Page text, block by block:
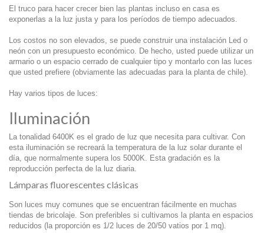
El truco para hacer crecer bien las plantas incluso en casa es
exponerlas a la luz justa y para los períodos de tiempo adecuados.
Los costos no son elevados, se puede construir una instalación Led o
neón con un presupuesto económico. De hecho, usted puede utilizar un
armario o un espacio cerrado de cualquier tipo y montarlo con las luces
que usted prefiere (obviamente las adecuadas para la planta de chile).
Hay varios tipos de luces:
Iluminación
La tonalidad 6400K es el grado de luz que necesita para cultivar. Con
esta iluminación se recreará la temperatura de la luz solar durante el
día, que normalmente supera los 5000K. Esta gradación es la
reproducción perfecta de la luz diaria.
Lámparas fluorescentes clásicas
Son luces muy comunes que se encuentran fácilmente en muchas
tiendas de bricolaje. Son preferibles si cultivamos la planta en espacios
reducidos (la proporción es 1/2 luces de 20/50 vatios por 1 mq).